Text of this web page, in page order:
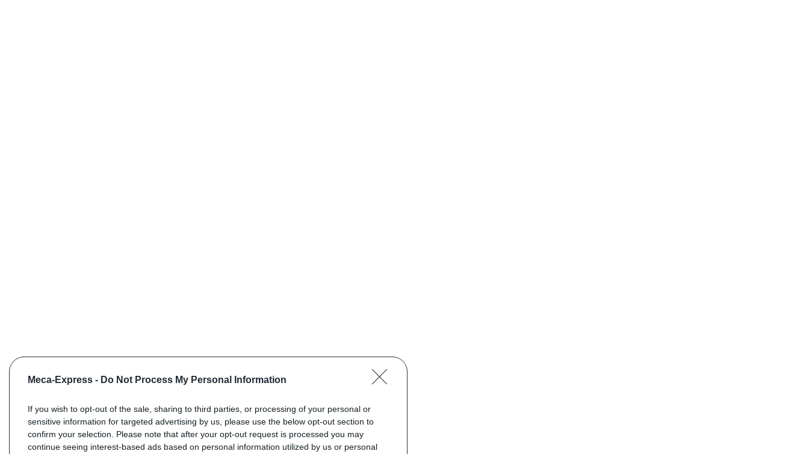
Meca-Express - Do Not Process My Personal Information
If you wish to opt-out of the sale, sharing to third parties, or processing of your personal or
sensitive information for targeted advertising by us, please use the below opt-out section to
confirm your selection. Please note that after your opt-out request is processed you may
continue seeing interest-based ads based on personal information utilized by us or personal